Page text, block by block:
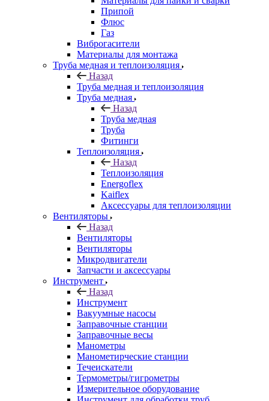
Припой
Флюс
Газ
Виброгасители
Материалы для монтажа
Труба медная и теплоизоляция
Назад
Труба медная и теплоизоляция
Труба медная
Назад
Труба медная
Труба
Фитинги
Теплоизоляция
Назад
Теплоизоляция
Energoflex
Kaiflex
Аксессуары для теплоизоляции
Вентиляторы
Назад
Вентиляторы
Вентиляторы
Микродвигатели
Запчасти и аксессуары
Инструмент
Назад
Инструмент
Вакуумные насосы
Заправочные станции
Заправочные весы
Манометры
Манометирческие станции
Течеискатели
Термометры/гигрометры
Измерительное оборудование